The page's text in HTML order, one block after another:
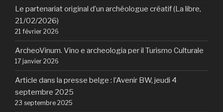
Le partenariat original d’un archéologue créatif (La libre,
21/02/2026)
21 février 2026
ArcheoVinum. Vino e archeologia per il Turismo Culturale
17 janvier 2026
Article dans la presse belge : l’Avenir BW, jeudi 4
septembre 2025
23 septembre 2025